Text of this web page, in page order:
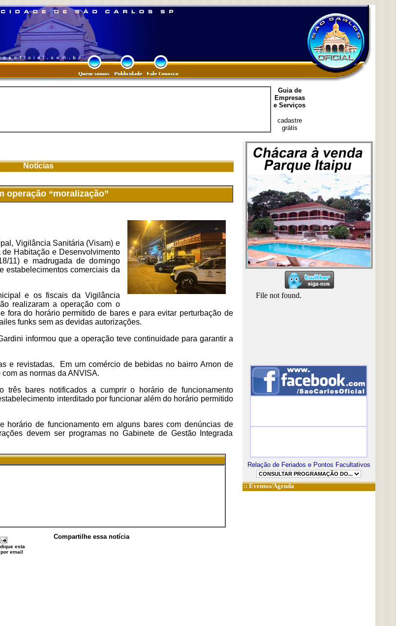
Guia de
Empresas
e Serviços
cadastre
grátis
Notícias
operação “moralização”
Vigilância Sanitária (Visam) e
Habitação e Desenvolvimento
11) e madrugada de domingo
estabelecimentos comerciais da
e os fiscais da Vigilância
realizaram a operação com o
fora do horário permitido de bares e para evitar perturbação de
funks sem as devidas autorizações.
informou que a operação teve continuidade para garantir a
e revistadas. Em um comércio de bebidas no bairro Arnon de
as normas da ANVISA.
três bares notificados a cumprir o horário de funcionamento
interditado por funcionar além do horário permitido
horário de funcionamento em alguns bares com denúncias de
devem ser programas no Gabinete de Gestão Integrada
Compartilhe essa notícia
esta
email
Relação de Feriados e Pontos Facultativos
::Eventos/Agenda